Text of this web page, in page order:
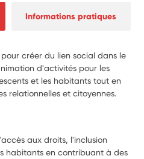
Informations pratiques
créer du lien social dans le
d'activités pour les
et les habitants tout en
relationnelles et citoyennes.
aux droits, l'inclusion
habitants en contribuant à des